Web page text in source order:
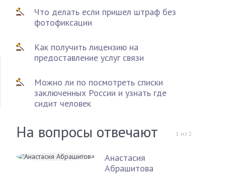
Что делать если пришел штраф без
фотофиксации
Как получить лицензию на
предоставление услуг связи
Можно ли по посмотреть списки
заключенных России и узнать где
сидит человек
На вопросы отвечают 1 из 2
Анастасия
Абрашитова